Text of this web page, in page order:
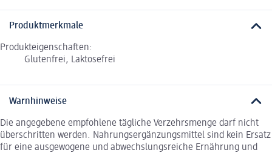
Produktmerkmale
Produkteigenschaften:
Glutenfrei, Laktosefrei
Warnhinweise
Die angegebene empfohlene tägliche Verzehrsmenge darf nicht
überschritten werden. Nahrungsergänzungsmittel sind kein Ersatz
für eine ausgewogene und abwechslungsreiche Ernährung und